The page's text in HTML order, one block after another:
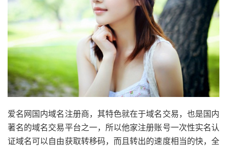
爱名网国内域名注册商，其特色就在于域名交易，也是国内
著名的域名交易平台之一，所以他家注册账号一次性实名认
证域名可以自由获取转移码，而且转出的速度相当的快，全